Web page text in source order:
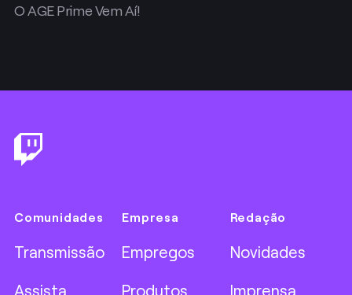
streamers favoritos e para…
O AGE Prime Vem Aí!
Comunidades
Transmissão
Assista
Empresa
Empregos
Produtos
Redação
Novidades
Imprensa